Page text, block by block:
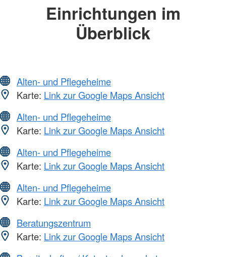
Einrichtungen im
Überblick
Alten- und Pflegeheime
Karte: Link zur Google Maps Ansicht
Alten- und Pflegeheime
Karte: Link zur Google Maps Ansicht
Alten- und Pflegeheime
Karte: Link zur Google Maps Ansicht
Alten- und Pflegeheime
Karte: Link zur Google Maps Ansicht
Beratungszentrum
Karte: Link zur Google Maps Ansicht